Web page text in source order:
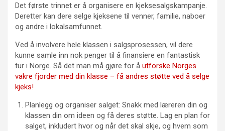
Det første trinnet er å organisere en kjeksesalgskampanje.
Deretter kan dere selge kjeksene til venner, familie, naboer
og andre i lokalsamfunnet.
Ved å involvere hele klassen i salgsprosessen, vil dere
kunne samle inn nok penger til å finansiere en fantastisk
tur i Norge. Så det man må gjøre for å utforske Norges
vakre fjorder med din klasse – få andres støtte ved å selge
kjeks!
Planlegg og organiser salget: Snakk med læreren din og
klassen din om ideen og få deres støtte. Lag en plan for
salget, inkludert hvor og når det skal skje, og hvem som